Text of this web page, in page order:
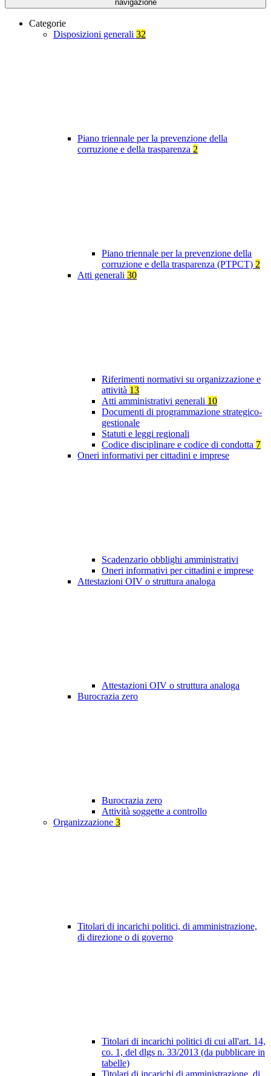
navigazione
Categorie
Disposizioni generali 32
Piano triennale per la prevenzione della
corruzione e della trasparenza 2
Piano triennale per la prevenzione della
corruzione e della trasparenza (PTPCT) 2
Atti generali 30
Riferimenti normativi su organizzazione e
attività 13
Atti amministrativi generali 10
Documenti di programmazione strategico-
gestionale
Statuti e leggi regionali
Codice disciplinare e codice di condotta 7
Oneri informativi per cittadini e imprese
Scadenzario obblighi amministrativi
Oneri informativi per cittadini e imprese
Attestazioni OIV o struttura analoga
Attestazioni OIV o struttura analoga
Burocrazia zero
Burocrazia zero
Attività soggette a controllo
Organizzazione 3
Titolari di incarichi politici, di amministrazione,
di direzione o di governo
Titolari di incarichi politici di cui all'art. 14,
co. 1, del dlgs n. 33/2013 (da pubblicare in
tabelle)